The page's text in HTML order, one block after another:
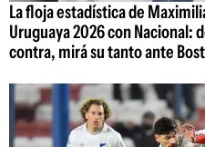
La floja estadística de
Uruguaya 2026 con Nacional:
contra, mirá su tanto ante